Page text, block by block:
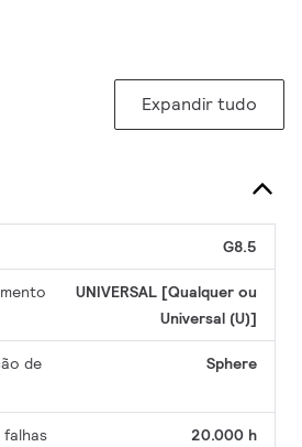
Expandir tudo
G8.5
UNIVERSAL [Qualquer ou
Universal (U)]
de
Sphere
20.000 h